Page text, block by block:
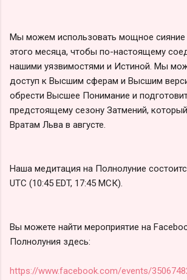
Мы можем использовать мощное сияние
этого месяца, чтобы по-настоящему
нашими уязвимостями и Истиной. Мы
доступ к Высшим сферам и Высшим
обрести Высшее Понимание и
предстоящему сезону Затмений,
Вратам Льва в августе.
Наша медитация на Полнолуние
UTC (10:45 EDT, 17:45 МСК).
Вы можете найти мероприятие на
Полнолуния здесь:
https://www.facebook.com/events/